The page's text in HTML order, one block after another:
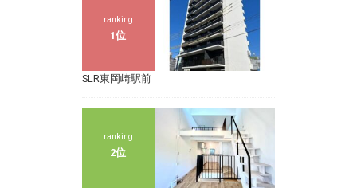
ranking
1位
SLR東岡崎駅前
ranking
2位